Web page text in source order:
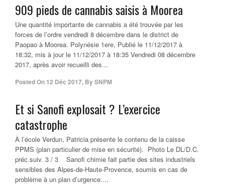
909 pieds de cannabis saisis à Moorea
Une quantité importante de cannabis a été trouvée par les
forces de l’ordre vendredi 8 décembre dans le district de
Paopao à Moorea. Polynésie 1ere, Publié le 11/12/2017 à
18:32, mis à jour le 11/12/2017 à 18:35 Vendredi 08 décembre
2017, après avoir recueilli des...
Posted On 12 Déc 2017, BySNPM
Et si Sanofi explosait ? L’exercice
catastrophe
À l’école Verdun, Patricia présente le contenu de la caisse
PPMS (plan particulier de mise en sécurité). Photo Le DL/D.C.
préc.suiv. 3 / 3 Sanofi chimie fait partie des sites industriels
sensibles des Alpes-de-Haute-Provence, soumis en cas de
problème à un plan d’urgence....